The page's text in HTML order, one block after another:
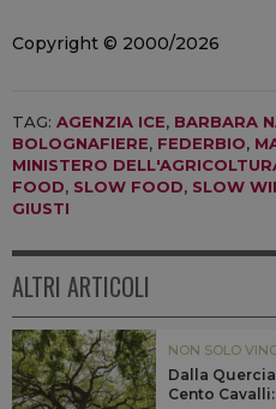
Copyright © 2000/2026
TAG: AGENZIA ICE, BARBARA
BOLOGNAFIERE, FEDERBIO,
MINISTERO
FOOD, SLOW FOOD, SLOW
GIUSTI
ALTRI ARTICOLI
NON SOLO
Dalla
Cento